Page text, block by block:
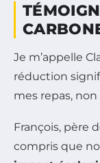
Je m’appelle
réduction
mes repas,
François, père
compris que